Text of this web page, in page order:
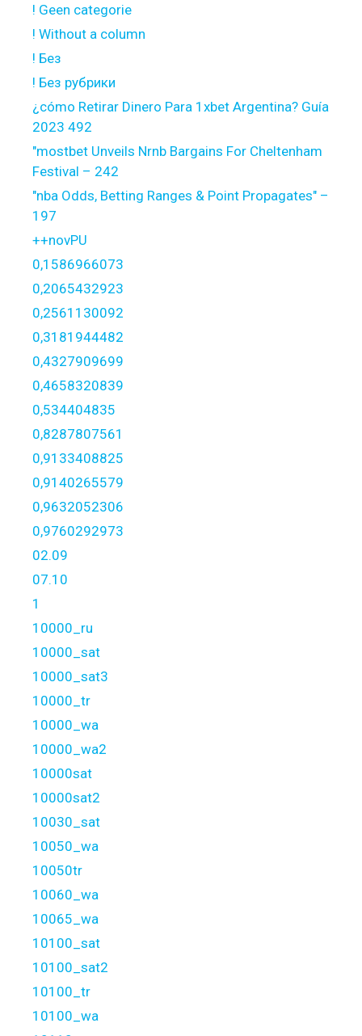
! Geen categorie
! Without a column
! Без
! Без рубрики
¿cómo Retirar Dinero Para 1xbet Argentina? Guía
2023 492
"mostbet Unveils Nrnb Bargains For Cheltenham
Festival – 242
"nba Odds, Betting Ranges & Point Propagates" –
197
++novPU
0,1586966073
0,2065432923
0,2561130092
0,3181944482
0,4327909699
0,4658320839
0,534404835
0,8287807561
0,9133408825
0,9140265579
0,9632052306
0,9760292973
02.09
07.10
1
10000_ru
10000_sat
10000_sat3
10000_tr
10000_wa
10000_wa2
10000sat
10000sat2
10030_sat
10050_wa
10050tr
10060_wa
10065_wa
10100_sat
10100_sat2
10100_tr
10100_wa